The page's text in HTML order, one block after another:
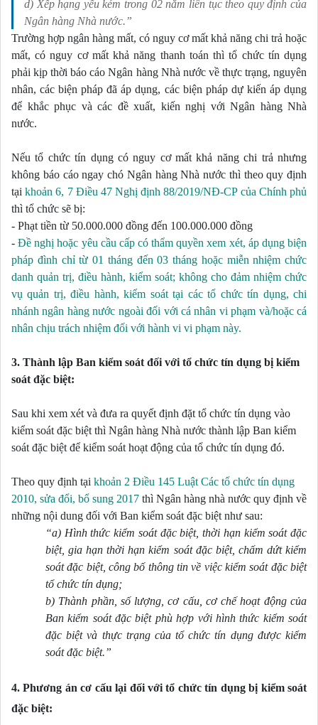
d) Xếp hạng yếu kém trong 02 năm liên tục theo quy định của
Ngân hàng Nhà nước.”
Trường hợp ngân hàng mất, có nguy cơ mất khả năng chi trả hoặc
mất, có nguy cơ mất khả năng thanh toán thì tổ chức tín dụng
phải kịp thời báo cáo Ngân hàng Nhà nước về thực trạng, nguyên
nhân, các biện pháp đã áp dụng, các biện pháp dự kiến áp dụng
để khắc phục và các đề xuất, kiến nghị với Ngân hàng Nhà
nước.
Nếu tổ chức tín dụng có nguy cơ mất khả năng chi trả nhưng
không báo cáo ngay chó Ngân hàng Nhà nước thì theo quy định
tạikhoản 6, 7 Điều 47 Nghị định 88/2019/NĐ-CP của Chính phủ
thì tổ chức sẽ bị:
- Phạt tiền từ 50.000.000 đồng đến 100.000.000 đồng
-Đề nghị hoặc yêu cầu cấp có thẩm quyền xem xét, áp dụng biện
pháp đình chỉ từ 01 tháng đến 03 tháng hoặc miễn nhiệm chức
danh quản trị, điều hành, kiểm soát; không cho đảm nhiệm chức
vụ quản trị, điều hành, kiểm soát tại các tổ chức tín dụng, chi
nhánh ngân hàng nước ngoài đối với cá nhân vi phạm và/hoặc cá
nhân chịu trách nhiệm đối với hành vi vi phạm này.
3. Thành lập Ban kiểm soát đối với tổ chức tín dụng bị kiểm
soát đặc biệt:
Sau khi xem xét và đưa ra quyết định đặt tổ chức tín dụng vào
kiểm soát đặc biệt thì Ngân hàng Nhà nước thành lập Ban kiểm
soát đặc biệt để kiểm soát hoạt động của tổ chức tín dụng đó.
Theo quy định tại khoản 2 Điều 145 Luật Các tổ chức tín dụng
2010, sửa đổi, bổ sung 2017 thì Ngân hàng nhà nước quy định về
những nội dung đối với Ban kiểm soát đặc biệt như sau:
“a) Hình thức kiểm soát đặc biệt, thời hạn kiểm soát đặc
biệt, gia hạn thời hạn kiểm soát đặc biệt, chấm dứt kiểm
soát đặc biệt, công bố thông tin về việc kiểm soát đặc biệt
tổ chức tín dụng;
b) Thành phần, số lượng, cơ cấu, cơ chế hoạt động của
Ban kiểm soát đặc biệt phù hợp với hình thức kiểm soát
đặc biệt và thực trạng của tổ chức tín dụng được kiểm
soát đặc biệt.”
4.Phương án cơ cấu lại đối với tổ chức tín dụng bị kiểm soát
đặc biệt: